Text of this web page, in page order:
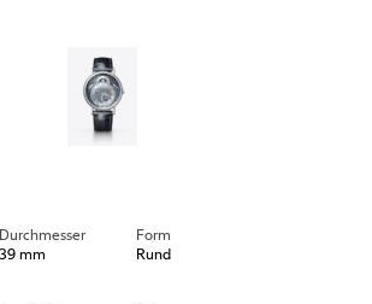
Durchmesser
39 mm
Form
Rund